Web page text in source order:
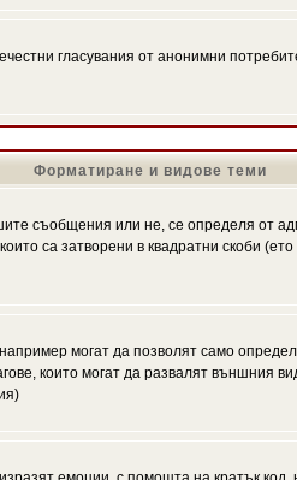
гласувания от анонимни
Форматиране и видове теми
съобщения или не, се определя от
са затворени в квадратни скоби
могат да позволят само
които могат да развалят външния